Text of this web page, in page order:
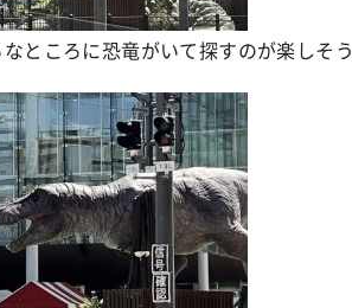
ところに恐竜がいて探すのが楽しそう